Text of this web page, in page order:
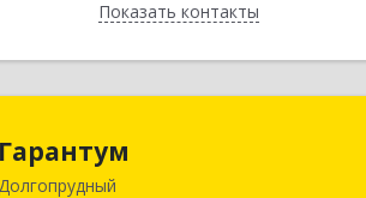
Показать контакты
Назад
Гарантум
Долгопрудный